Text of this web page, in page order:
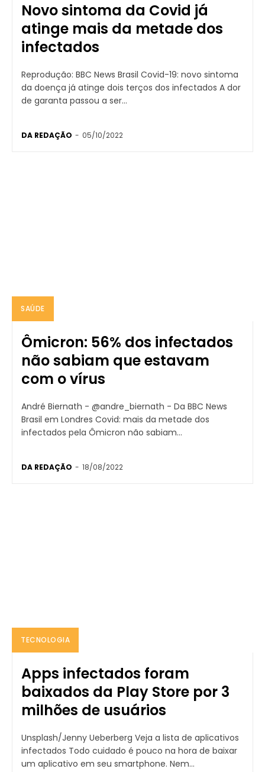
Novo sintoma da Covid já
atinge mais da metade dos
infectados
Reprodução: BBC News Brasil Covid-19: novo sintoma
da doença já atinge dois terços dos infectados A dor
de garanta passou a ser...
DA REDAÇÃO - 05/10/2022
SAÚDE
Ômicron: 56% dos infectados
não sabiam que estavam
com o vírus
André Biernath - @andre_biernath - Da BBC News
Brasil em Londres Covid: mais da metade dos
infectados pela Ômicron não sabiam...
DA REDAÇÃO - 18/08/2022
TECNOLOGIA
Apps infectados foram
baixados da Play Store por 3
milhões de usuários
Unsplash/Jenny Ueberberg Veja a lista de aplicativos
infectados Todo cuidado é pouco na hora de baixar
um aplicativo em seu smartphone. Nem...